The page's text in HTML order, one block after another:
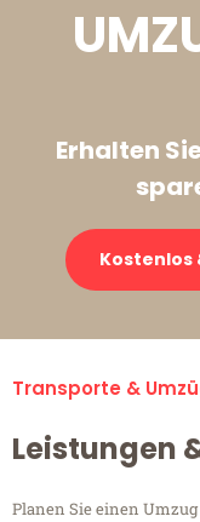
Erhalten
Transporte &
Leistungen
Planen Sie einen